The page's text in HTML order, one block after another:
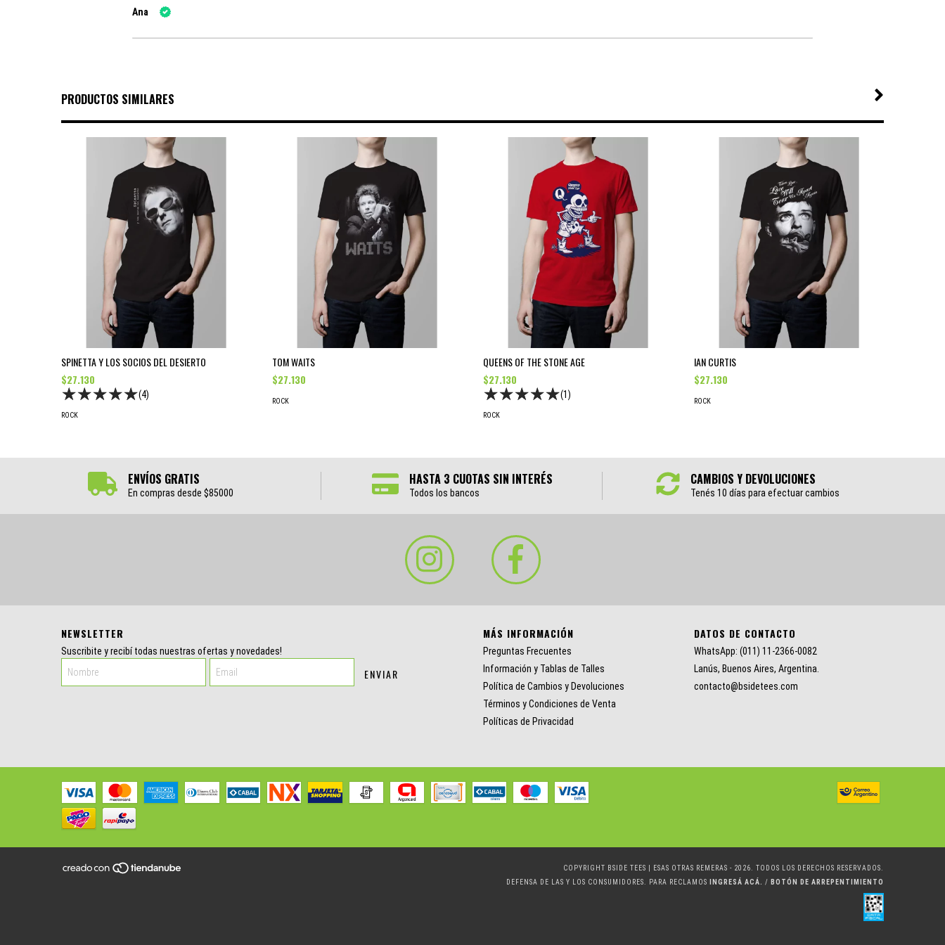
Ana
PRODUCTOS SIMILARES
SPINETTA Y LOS SOCIOS DEL DESIERTO
$27.130
(4)
ROCK
TOM WAITS
$27.130
ROCK
QUEENS OF THE STONE AGE
$27.130
(1)
ROCK
IAN CURTIS
$27.130
ROCK
ENVÍOS GRATIS
En compras desde $85000
HASTA 3 CUOTAS SIN INTERÉS
Todos los bancos
CAMBIOS Y DEVOLUCIONES
Tenés 10 días para efectuar cambios
NEWSLETTER
Suscribite y recibí todas nuestras ofertas y novedades!
MÁS INFORMACIÓN
Preguntas Frecuentes
Información y Tablas de Talles
Política de Cambios y Devoluciones
Términos y Condiciones de Venta
Políticas de Privacidad
DATOS DE CONTACTO
WhatsApp: (011) 11-2366-0082
Lanús, Buenos Aires, Argentina.
contacto@bsidetees.com
COPYRIGHT BSIDE TEES | ESAS OTRAS REMERAS - 2026. TODOS LOS DERECHOS RESERVADOS.
DEFENSA DE LAS Y LOS CONSUMIDORES. PARA RECLAMOS
INGRESÁ ACÁ. / BOTÓN DE ARREPENTIMIENTO